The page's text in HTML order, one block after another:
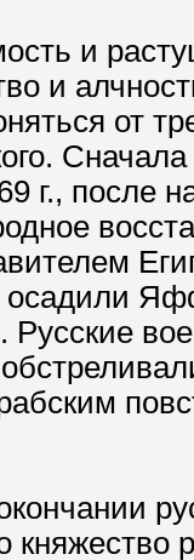
и
и
от
г., после
осадили
Русские